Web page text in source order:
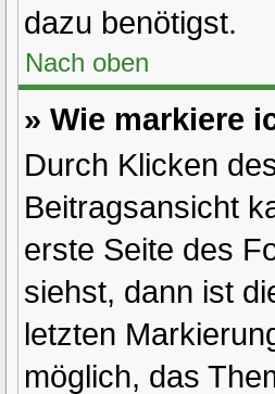
dazu benötigst.
Nach oben
» Wie markiere
Durch Klicken
Beitragsansicht
erste Seite des
siehst, dann ist
letzten
möglich, das